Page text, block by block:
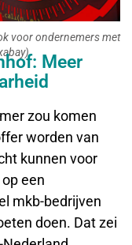
voor ondernemers met
Meer
zou komen
worden van
kunnen voor
een
mkb-bedrijven
doen. Dat zei